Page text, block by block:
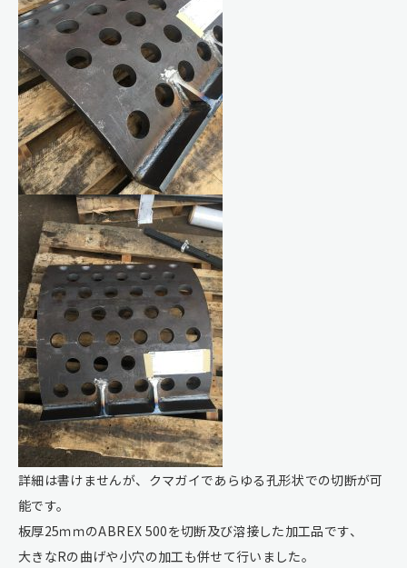
詳細は書けませんが、クマガイであらゆる孔形状での切断が可
能です。
板厚25ｍｍのABREX 500を切断及び溶接した加工品です、
大きなRの曲げや小穴の加工も併せて行いました。